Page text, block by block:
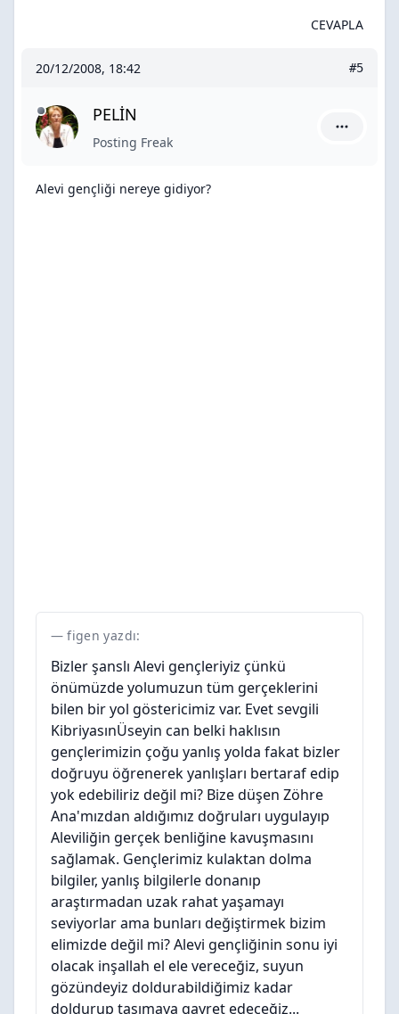
CEVAPLA
20/12/2008, 18:42 #5
PELİN
Posting Freak
Alevi gençliği nereye gidiyor?
figen yazdı:
Bizler şanslı Alevi gençleriyiz çünkü
önümüzde yolumuzun tüm gerçeklerini
bilen bir yol göstericimiz var. Evet sevgili
KibriyasınÜseyin can belki haklısın
gençlerimizin çoğu yanlış yolda fakat bizler
doğruyu öğrenerek yanlışları bertaraf edip
yok edebiliriz değil mi? Bize düşen Zöhre
Ana'mızdan aldığımız doğruları uygulayıp
Aleviliğin gerçek benliğine kavuşmasını
sağlamak. Gençlerimiz kulaktan dolma
bilgiler, yanlış bilgilerle donanıp
araştırmadan uzak rahat yaşamayı
seviyorlar ama bunları değiştirmek bizim
elimizde değil mi? Alevi gençliğinin sonu iyi
olacak inşallah el ele vereceğiz, suyun
gözündeyiz doldurabildiğimiz kadar
doldurup taşımaya gayret edeceğiz...